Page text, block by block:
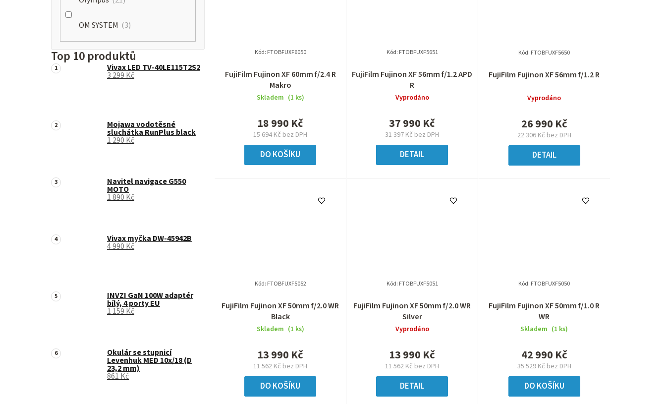
OM SYSTEM 3
Top 10 produktů
Vivax LED TV-40LE115T2S2
3 299 Kč
Mojawa vodotěsné
sluchátka RunPlus black
1 290 Kč
Navitel navigace G550
MOTO
1 890 Kč
Vivax myčka DW-45942B
4 990 Kč
INVZI GaN 100W adaptér
bílý, 4 porty EU
1 159 Kč
Okulár se stupnicí
Levenhuk MED 10x/18 (D
23,2 mm)
861 Kč
FujiFilm Fujinon XF 60mm f/2.4 R
Makro
Skladem (1 ks)
15 694 Kč bez DPH
18 990 Kč
DO KOŠÍKU
Kód: FTOBFUXF6050
FujiFilm Fujinon XF 56mm f/1.2 APD
R
Vyprodáno
31 397 Kč bez DPH
37 990 Kč
DETAIL
Kód: FTOBFUXF5651
FujiFilm Fujinon XF 56mm f/1.2 R
Vyprodáno
22 306 Kč bez DPH
26 990 Kč
DETAIL
Kód: FTOBFUXF5650
FujiFilm Fujinon XF 50mm f/2.0 WR
Black
Skladem (1 ks)
11 562 Kč bez DPH
13 990 Kč
DO KOŠÍKU
Kód: FTOBFUXF5052
FujiFilm Fujinon XF 50mm f/2.0 WR
Silver
Vyprodáno
11 562 Kč bez DPH
13 990 Kč
DETAIL
Kód: FTOBFUXF5051
FujiFilm Fujinon XF 50mm f/1.0 R
WR
Skladem (1 ks)
35 529 Kč bez DPH
42 990 Kč
DO KOŠÍKU
Kód: FTOBFUXF5050